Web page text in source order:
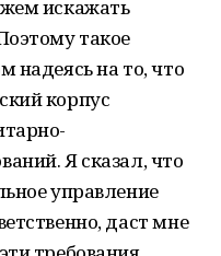
искажать
такое
надеясь на то, что
корпус
Я сказал, что
управление
даст мне